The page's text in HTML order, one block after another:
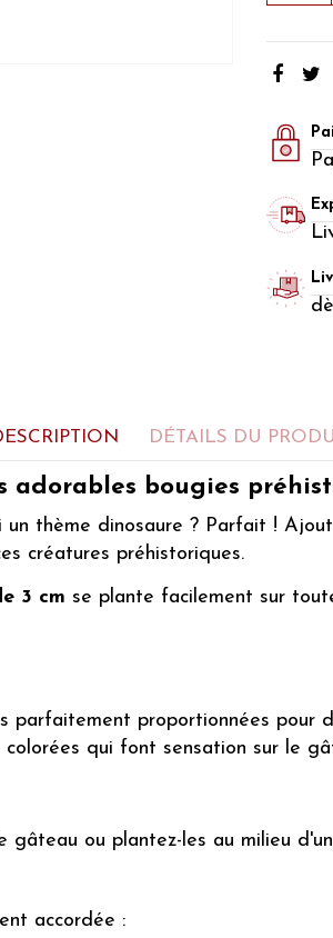
DÉTAILS DU
bougies
thème dinosaure ? Parfait !
créatures préhistoriques.
3 cm se plante facilement sur
parfaitement proportionnées pour
colorées qui font sensation sur le
gâteau ou plantez-les au milieu
accordée :